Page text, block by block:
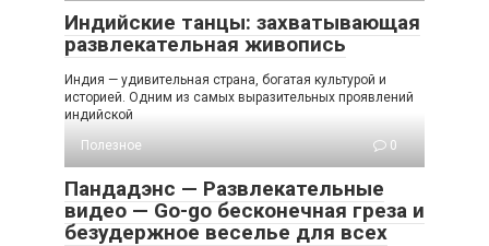
Индийские танцы: захватывающая
развлекательная живопись
Индия — удивительная страна, богатая культурой и
историей. Одним из самых выразительных проявлений
индийской
Полезное
0
Пандадэнс — Развлекательные
видео — Go-go бесконечная греза и
безудержное веселье для всех